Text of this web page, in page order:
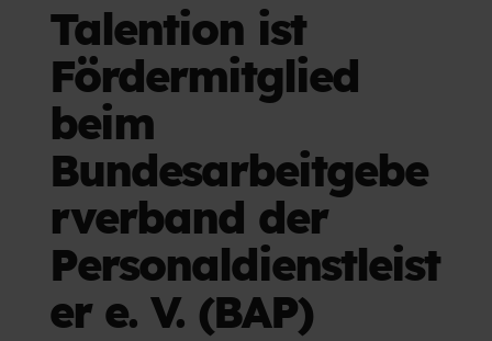
Talention ist
Fördermitglied
beim
Bundesarbeitgebe
rverband der
Personaldienstleist
er e. V. (BAP)